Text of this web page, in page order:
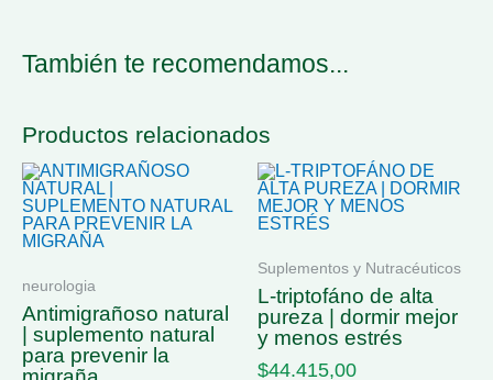
También te recomendamos...
Productos relacionados
neurologia
antimigrañoso natural
| suplemento natural
para prevenir la
Suplementos y Nutracéuticos
l-triptofáno de alta
pureza | dormir mejor
y menos estrés
$44.415,00